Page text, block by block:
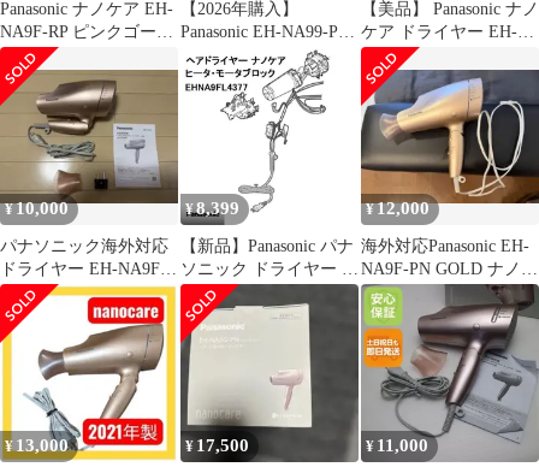
Panasonic ナノケア EH-
NA9F-RP ピンクゴール
ド海外対応 美品
【2026年購入】
Panasonic EH-NA99-PN
ナノケアドライヤー
【美品】 Panasonic ナノ
ケア ドライヤー EH-
NA9F-PN
¥10,000
パナソニック海外対応
ドライヤー EH-NA9F-
PNピンクゴールド
¥8,399
【新品】Panasonic パナ
ソニック ドライヤー ナ
ノケア ヒータ・モータ
ブロック
EHNA9FL4377 ※本体
別売
¥12,000
海外対応Panasonic EH-
NA9F-PN GOLD ナノケ
アドライヤー
¥13,000 ¥ 17,500 ¥ 11,000